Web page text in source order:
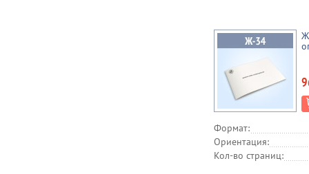
Формат:
Ориентация:
Кол-во страниц: